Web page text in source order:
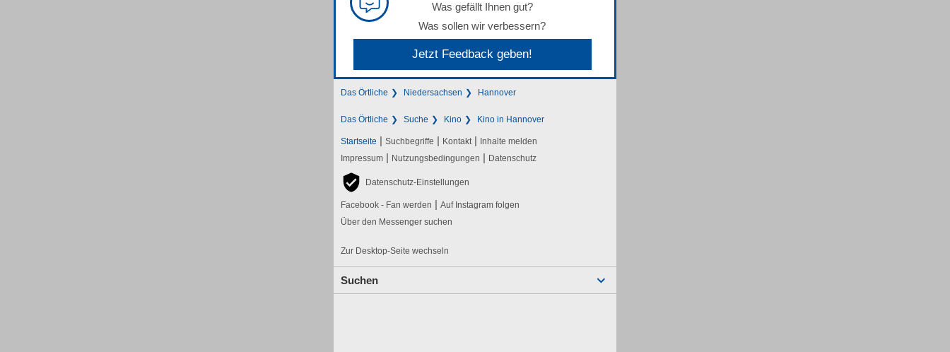
Was gefällt Ihnen gut?
Was sollen wir verbessern?
Jetzt Feedback geben!
Das Örtliche Niedersachsen Hannover
Das Örtliche Suche Kino Kino in Hannover
Startseite | Suchbegriffe | Kontakt | Inhalte melden
Impressum | Nutzungsbedingungen | Datenschutz
Datenschutz-Einstellungen
Facebook - Fan werden | Auf Instagram folgen
Über den Messenger suchen
Zur Desktop-Seite wechseln
Suchen